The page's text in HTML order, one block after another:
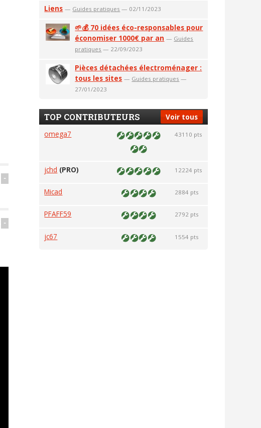
-
-
Liens — Guides pratiques — 02/11/2023
🌱💰 70 idées éco-responsables pour
économiser 1000€ par an — Guides
pratiques — 22/09/2023
Pièces détachées électroménager :
tous les sites — Guides pratiques —
27/01/2023
Voir tous
TOP CONTRIBUTEURS
omega7 43110 pts
jchd (PRO) 12224 pts
Micad 2884 pts
PFAFF59 2792 pts
jc67 1554 pts